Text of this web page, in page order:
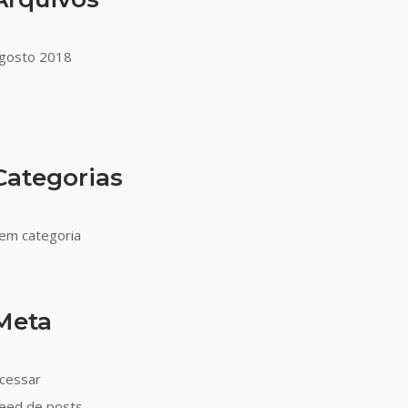
2018
categoria